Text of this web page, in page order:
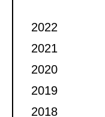
2022
2021
2020
2019
2018